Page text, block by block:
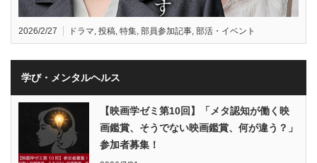
2026/2/27 ドラマ, 投稿, 特集, 部員参加記事, 部活・イベント
学び・メンタルヘルス
【映画学ゼミ第10回】「メタ認知が働く映
画鑑賞、そうでない映画鑑賞、何が違う？」
参加者募集！